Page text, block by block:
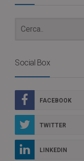
Social Box
FACEBOOK
TWITTER
LINKEDIN